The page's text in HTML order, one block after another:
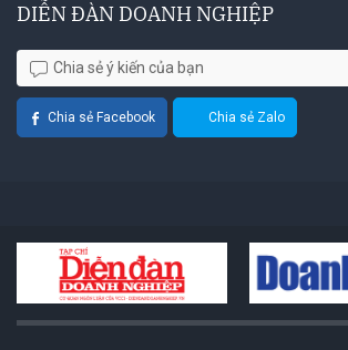
DIỄN ĐÀN DOANH NGHIỆP
Chia sẻ ý kiến của bạn
Chia sẻ Facebook Chia sẻ Zalo